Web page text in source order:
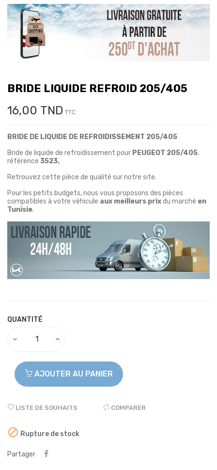
BRIDE LIQUIDE REFROID 205/405
16,00 TND TTC
BRIDE DE LIQUIDE DE REFROIDISSEMENT 205/405
Bride de liquide de refroidissement pour PEUGEOT 205/405,
référence 3523.
Retrouvez cette pièce de qualité sur notre site.
Pour les petits budgets, nous vous proposons des pièces
compatibles à votre véhicule aux meilleurs prixdu marché en
Tunisie.
QUANTITÉ
AJOUTER AU PANIER
LISTE DE SOUHAITS COMPARER
 Rupture de stock
Partager